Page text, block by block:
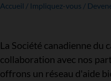
Accueil Impliquez-vous
La Société canadienne du
collaboration avec nos
offrons un réseau d'aide